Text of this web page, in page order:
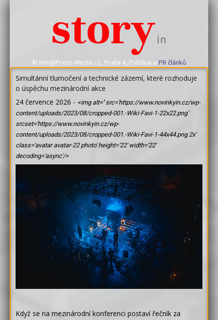
storyin
© info@Press-Media.cz, Praha 4, Publikace PR článků
Simultánní tlumočení a technické zázemí, které rozhoduje
o úspěchu mezinárodní akce
24 července 2026 - <img alt='' src='https://www.novinkyin.cz/wp-
content/uploads/2023/08/cropped-001.-Wiki-Favi-1-22x22.png'
srcset='https://www.novinkyin.cz/wp-
content/uploads/2023/08/cropped-001.-Wiki-Favi-1-44x44.png 2x'
class='avatar avatar-22 photo' height='22' width='22'
decoding='async'/>
Když se na mezinárodní konferenci postaví řečník za